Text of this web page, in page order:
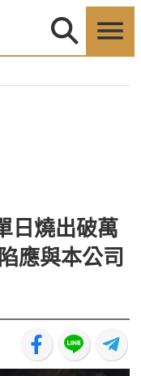
日燒出破萬
應與本公司